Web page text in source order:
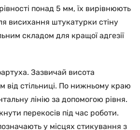
понад 5 мм, їх вирівнюють
висихання штукатурки стіну
складом для кращої адгезії
Зазвичай висота
від стільниці. По нижньому краю
лінію за допомогою рівня.
перекосів під час роботи.
у місцях стикування з